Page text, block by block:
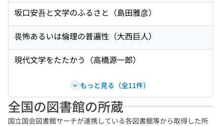
坂口安吾と文学のふるさと（島田雅彦）
畏怖あるいは倫理の普遍性（大西巨人）
現代文学をたたかう（高橋源一郎）
もっと見る（全11件）
全国の図書館の所蔵
国立国会図書館サーチが連携している各図書館等から取得した所